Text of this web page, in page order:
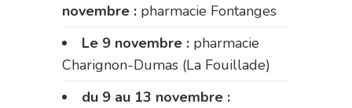
novembre : pharmacie Fontanges
Le 9 novembre : pharmacie
Charignon-Dumas (La Fouillade)
du 9 au 13 novembre :